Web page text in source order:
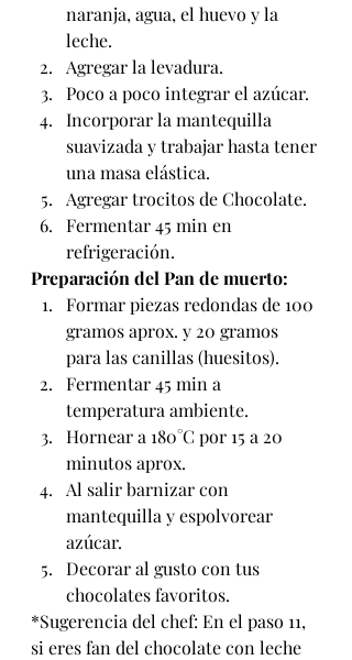
naranja, agua, el huevo y la
leche.
Agregar la levadura.
Poco a poco integrar el azúcar.
Incorporar la mantequilla
suavizada y trabajar hasta tener
una masa elástica.
Agregar trocitos de Chocolate.
Fermentar 45 min en
refrigeración.
Preparación del Pan de muerto:
Formar piezas redondas de 100
gramos aprox. y 20 gramos
para las canillas (huesitos).
Fermentar 45 min a
temperatura ambiente.
Hornear a 180°C por 15 a 20
minutos aprox.
Al salir barnizar con
mantequilla y espolvorear
azúcar.
Decorar al gusto con tus
chocolates favoritos.
*Sugerencia del chef: En el paso 11,
si eres fan del chocolate con leche